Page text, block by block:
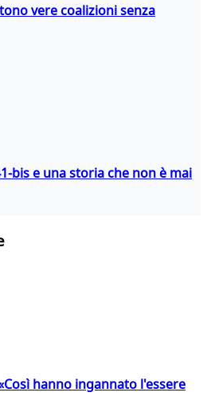
vere coalizioni senza
bis e una storia che non è mai
hanno ingannato l'essere